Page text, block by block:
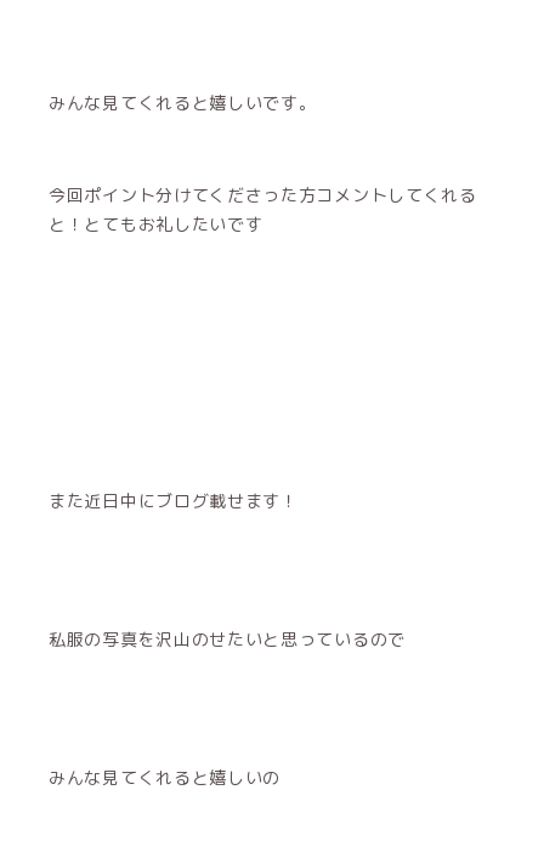
みんな見てくれると嬉しいです。
今回ポイント分けてくださった方コメントしてくれる
と！とてもお礼したいです
また近日中にブログ載せます！
私服の写真を沢山のせたいと思っているので
みんな見てくれると嬉しいの